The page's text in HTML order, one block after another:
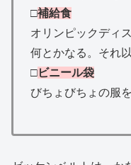
□補給食
オリンピックディ
何とかなる。それ
□ビニール袋
びちょびちょの服